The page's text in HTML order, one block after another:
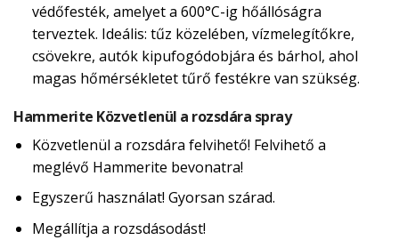
védőfesték, amelyet a 600°C-ig hőállóságra
terveztek. Ideális: tűz közelében, vízmelegítőkre,
csövekre, autók kipufogódobjára és bárhol, ahol
magas hőmérsékletet tűrő festékre van szükség.
Hammerite Közvetlenül a rozsdára spray
Közvetlenül a rozsdára felvihető! Felvihető a
meglévő Hammerite bevonatra!
Egyszerű használat! Gyorsan szárad.
Megállítja a rozsdásodást!